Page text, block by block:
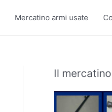
Mercatino armi usate
Il